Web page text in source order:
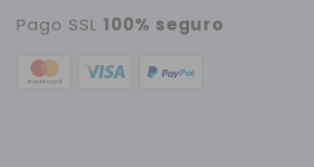
Pago SSL 100% seguro